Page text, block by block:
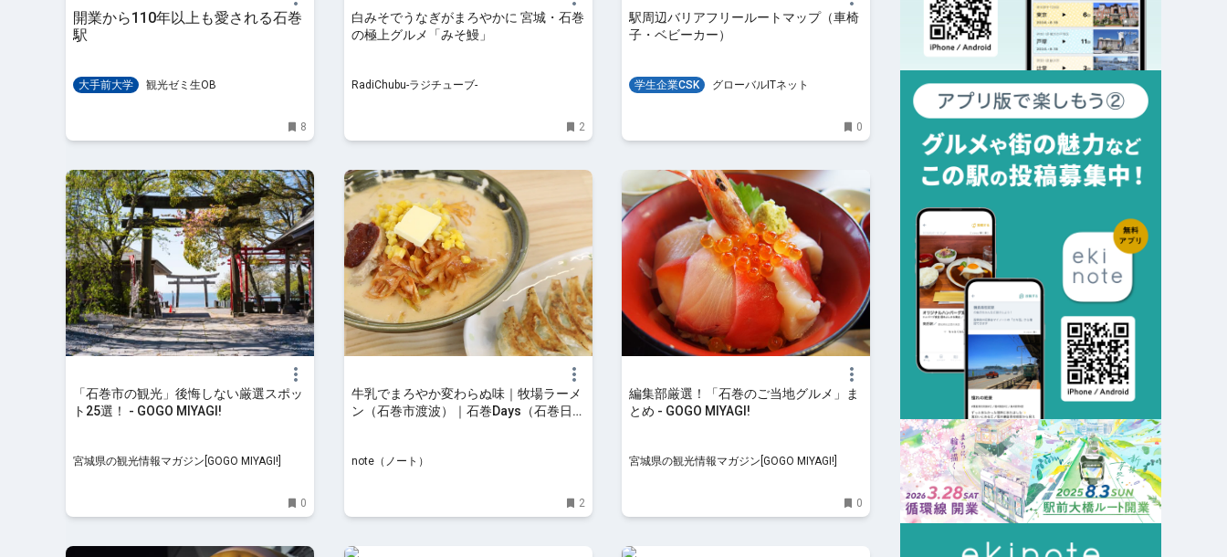
開業から110年以上も愛される石巻
駅
大手前大学 観光ゼミ生OB
8
白みそでうなぎがまろやかに 宮城・石巻
の極上グルメ「みそ鰻」
RadiChubu-ラジチューブ-
2
駅周辺バリアフリールートマップ（車椅
子・ベビーカー）
学生企業CSK グローバルITネット
0
「石巻市の観光」後悔しない厳選スポッ
ト25選！ - GOGO MIYAGI!
宮城県の観光情報マガジン[GOGO MIYAGI!]
0
牛乳でまろやか変わらぬ味｜牧場ラーメ
ン（石巻市渡波）｜石巻Days（石巻日日
note（ノート）
2
編集部厳選！「石巻のご当地グルメ」ま
とめ - GOGO MIYAGI!
宮城県の観光情報マガジン[GOGO MIYAGI!]
0